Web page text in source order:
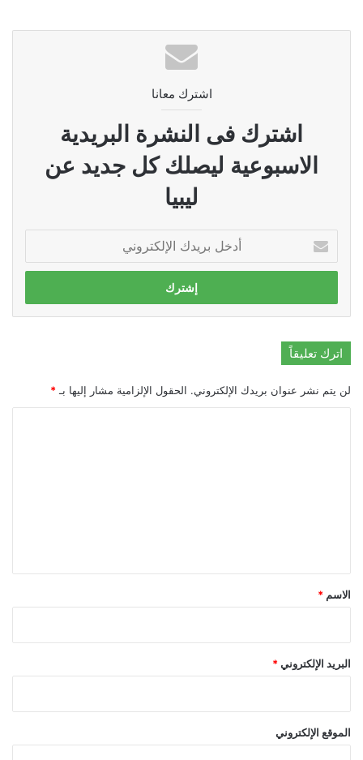
اشترك معانا
اشترك فى النشرة البريدية
الاسبوعية ليصلك كل جديد عن
ليبيا
بريدك
الإلكتروني
اترك تعليقاً
لن يتم نشر عنوان بريدك الإلكتروني. الحقول الإلزامية مشار إليها بـ *
*
الاسم *
البريد الإلكتروني *
الموقع الإلكتروني